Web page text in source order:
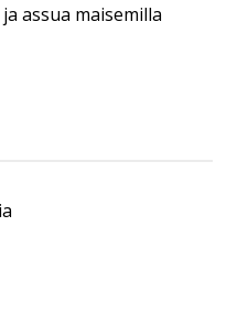
assua maisemilla